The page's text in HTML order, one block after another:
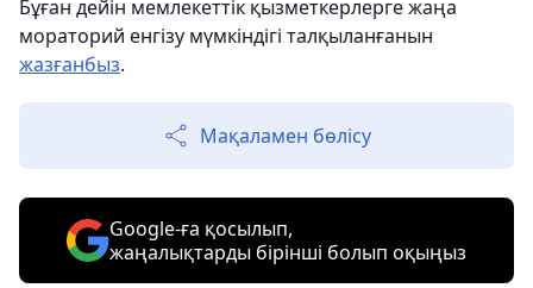
Бұған дейін мемлекеттік қызметкерлерге жаңа
мораторий енгізу мүмкіндігі талқыланғанын
жазғанбыз.
Мақаламен бөлісу
Google-ға қосылып,
жаңалықтарды бірінші болып оқыңыз